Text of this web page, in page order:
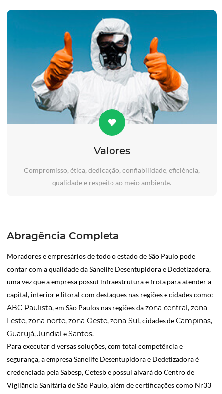
Valores
Compromisso, ética, dedicação, confiabilidade, eficiência,
qualidade e respeito ao meio ambiente.
Abragência Completa
Moradores e empresários de todo o estado de São Paulo pode
contar com a qualidade da Sanelife Desentupidora e Dedetizadora,
uma vez que a empresa possui infraestrutura e frota para atender a
capital, interior e litoral com destaques nas regiões e cidades como:
ABC Paulista, em São Paulos nas regiões dazona central ,zona
Leste,zona norte,zona Oeste,zona Sul , cidades deCampinas,
Guarujá,JundiaíeSantos.
Para executar diversas soluções, com total competência e
segurança, a empresa Sanelife Desentupidora e Dedetizadora é
credenciada pela Sabesp, Cetesb e possui alvará do Centro de
Vigilância Sanitária de São Paulo, além de certificações como Nr33